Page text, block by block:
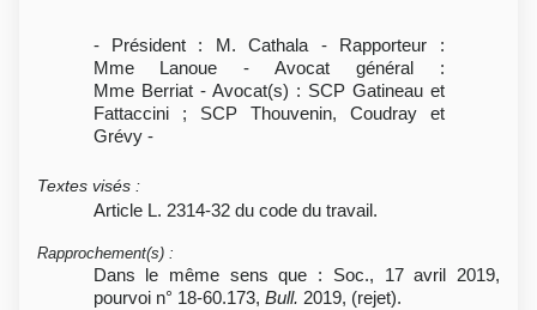
- Président : M. Cathala - Rapporteur :
Mme Lanoue - Avocat général :
Mme Berriat - Avocat(s) : SCP Gatineau et
Fattaccini ; SCP Thouvenin, Coudray et
Grévy -
Textes visés :
Article L. 2314-32 du code du travail.
Rapprochement(s) :
Dans le même sens que : Soc., 17 avril 2019,
pourvoi n° 18-60.173, Bull. 2019, (rejet).